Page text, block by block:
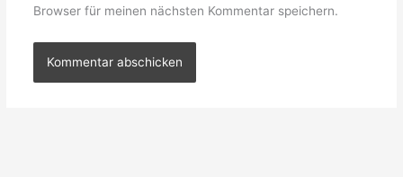
Browser für meinen nächsten Kommentar speichern.